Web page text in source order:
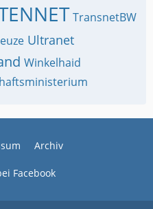
TransnetBW
Ultranet
Winkelhaid
Archiv
Facebook